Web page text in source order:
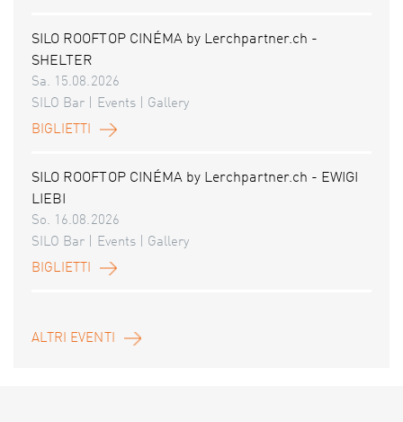
SILO ROOFTOP CINÉMA by Lerchpartner.ch -
SHELTER
Sa. 15.08.2026
SILO Bar | Events | Gallery
BIGLIETTI
SILO ROOFTOP CINÉMA by Lerchpartner.ch - EWIGI
LIEBI
So. 16.08.2026
SILO Bar | Events | Gallery
BIGLIETTI
ALTRI EVENTI